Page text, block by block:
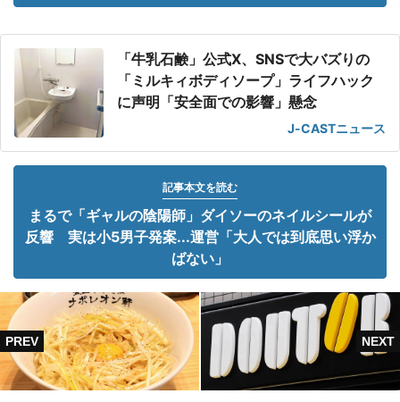
「牛乳石鹸」公式X、SNSで大バズりの
「ミルキィボディソープ」ライフハック
に声明「安全面での影響」懸念
J-CASTニュース
記事本文を読む
まるで「ギャルの陰陽師」ダイソーのネイルシールが
反響 実は小5男子発案...運営「大人では到底思い浮か
ばない」